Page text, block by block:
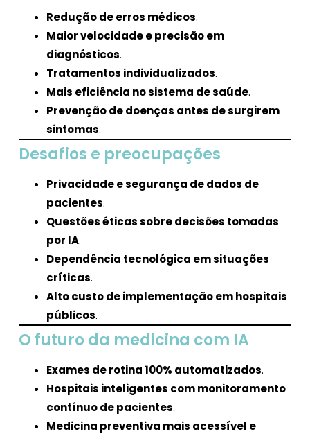
Redução de erros médicos.
Maior velocidade e precisão em
diagnósticos.
Tratamentos individualizados.
Mais eficiência no sistema de saúde.
Prevenção de doenças antes de surgirem
sintomas.
Desafios e preocupações
Privacidade e segurança de dados de
pacientes.
Questões éticas sobre decisões tomadas
por IA.
Dependência tecnológica em situações
críticas.
Alto custo de implementação em hospitais
públicos.
O futuro da medicina com IA
Exames de rotina 100% automatizados.
Hospitais inteligentes com monitoramento
contínuo de pacientes.
Medicina preventiva mais acessível e